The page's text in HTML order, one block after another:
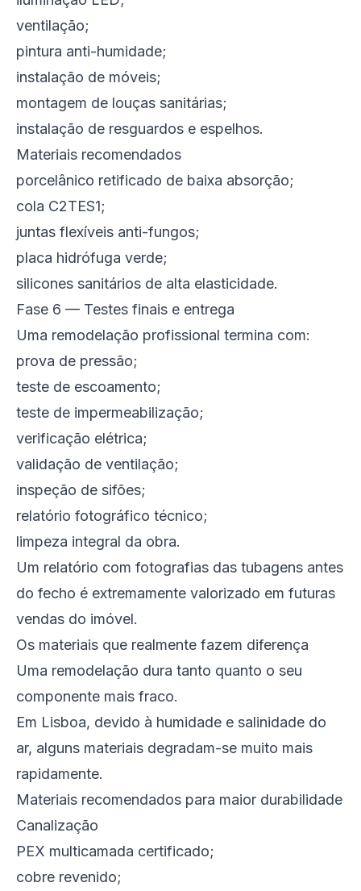
ventilação;
pintura anti-humidade;
instalação de móveis;
montagem de louças sanitárias;
instalação de resguardos e espelhos.
Materiais recomendados
porcelânico retificado de baixa absorção;
cola C2TES1;
juntas flexíveis anti-fungos;
placa hidrófuga verde;
silicones sanitários de alta elasticidade.
Fase 6 — Testes finais e entrega
Uma remodelação profissional termina com:
prova de pressão;
teste de escoamento;
teste de impermeabilização;
verificação elétrica;
validação de ventilação;
inspeção de sifões;
relatório fotográfico técnico;
limpeza integral da obra.
Um relatório com fotografias das tubagens antes
do fecho é extremamente valorizado em futuras
vendas do imóvel.
Os materiais que realmente fazem diferença
Uma remodelação dura tanto quanto o seu
componente mais fraco.
Em Lisboa, devido à humidade e salinidade do
ar, alguns materiais degradam-se muito mais
rapidamente.
Materiais recomendados para maior durabilidade
Canalização
PEX multicamada certificado;
cobre revenido;